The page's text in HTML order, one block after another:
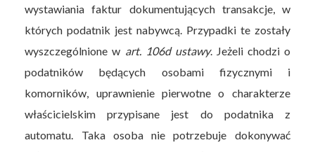
wystawiania faktur dokumentujących transakcje, w
których podatnik jest nabywcą. Przypadki te zostały
wyszczególnione w art. 106d ustawy. Jeżeli chodzi o
podatników będących osobami fizycznymi i
komorników, uprawnienie pierwotne o charakterze
właścicielskim przypisane jest do podatnika z
automatu. Taka osoba nie potrzebuje dokonywać